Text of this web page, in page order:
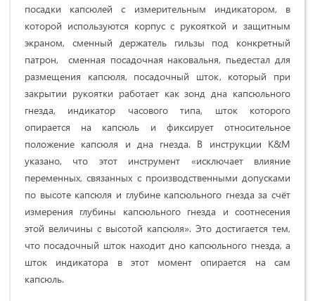
посадки капсюлей с измерительным индикатором, в
которой используются корпус с рукояткой и защитным
экраном, сменный держатель гильзы под конкретный
патрон, сменная посадочная наковальня, пьедестал для
размещения капсюля, посадочный шток, который при
закрытии рукоятки работает как зонд дна капсюльного
гнезда, индикатор часового типа, шток которого
опирается на капсюль и фиксирует относительное
положение капсюля и дна гнезда. В инструкции K&M
указано, что этот инструмент «исключает влияние
переменных, связанных с производственными допусками
по высоте капсюля и глубине капсюльного гнезда за счёт
измерения глубины капсюльного гнезда и соотнесения
этой величины с высотой капсюля». Это достигается тем,
что посадочный шток находит дно капсюльного гнезда, а
шток индикатора в этот момент опирается на сам
капсюль.